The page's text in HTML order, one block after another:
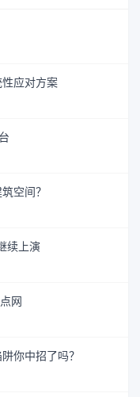
应对方案
空间？
续上演
网
你中招了吗？